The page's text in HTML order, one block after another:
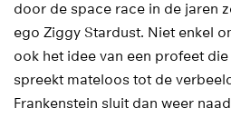
door de space race in de jaren
ego Ziggy Stardust. Niet enkel
ook het idee van een profeet
spreekt mateloos tot de
Frankenstein sluit dan weer